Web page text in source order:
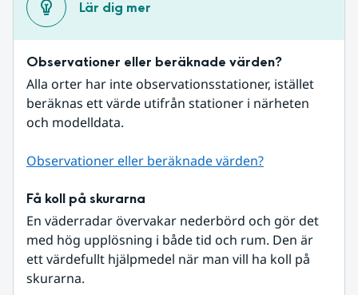
Lär dig mer
Observationer eller beräknade värden?
Alla orter har inte observationsstationer, istället
beräknas ett värde utifrån stationer i närheten
och modelldata.
Observationer eller beräknade värden?
Få koll på skurarna
En väderradar övervakar nederbörd och gör det
med hög upplösning i både tid och rum. Den är
ett värdefullt hjälpmedel när man vill ha koll på
skurarna.